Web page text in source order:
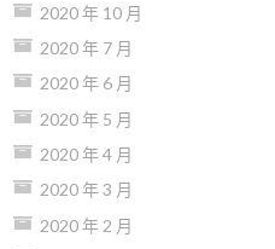
2020 年 10 月
2020 年 7 月
2020 年 6 月
2020 年 5 月
2020 年 4 月
2020 年 3 月
2020 年 2 月